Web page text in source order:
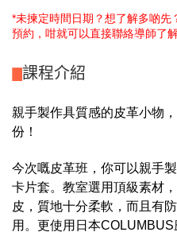
*未揀定時間日期？想了解多啲
預約，咁就可以直接聯絡導師了
課程介紹
親手製作具質感的皮革小物
份！
今次嘅皮革班，你可以親手
卡片套。教室選用頂級素材
皮，質地十分柔軟，而且有
用。更使用日本